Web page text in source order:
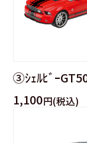
③ｼｪﾙﾋﾞｰ
1,100円(税込)